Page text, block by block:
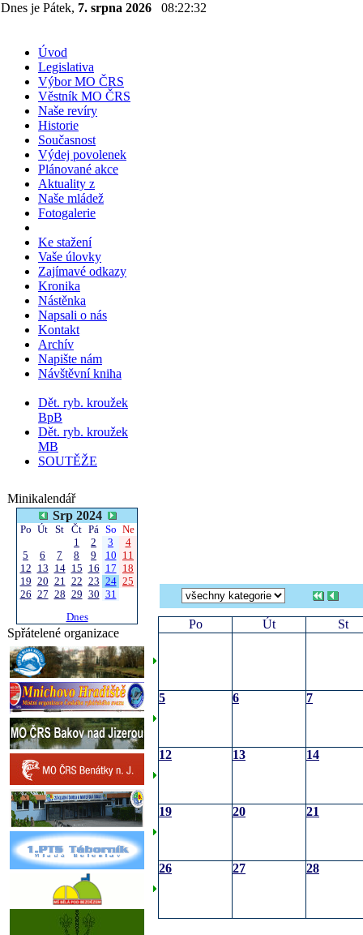
Dnes je Pátek, 7. srpna 2026 08:22:32
Úvod
Legislativa
Výbor MO ČRS
Věstník MO ČRS
Naše revíry
Historie
Současnost
Výdej povolenek
Plánované akce
Aktuality z
Naše mládež
Fotogalerie
Ke stažení
Vaše úlovky
Zajímavé odkazy
Kronika
Nástěnka
Napsali o nás
Kontakt
Archív
Napište nám
Návštěvní kniha
Dět. ryb. kroužek
BpB
Dět. ryb. kroužek
MB
SOUTĚŽE
Minikalendář
Srp 2024
Po Út St Čt Pá So Ne
1
2 3
4
5
6 7 8 9 10 11
12 13 14 15 16 17 18
19 20 21 22 23 24 25
26 27 28 29 30 31
Dnes
Spřátelené organizace
Po Út St
5 6 7
12 13 14
19 20 21
26 27 28